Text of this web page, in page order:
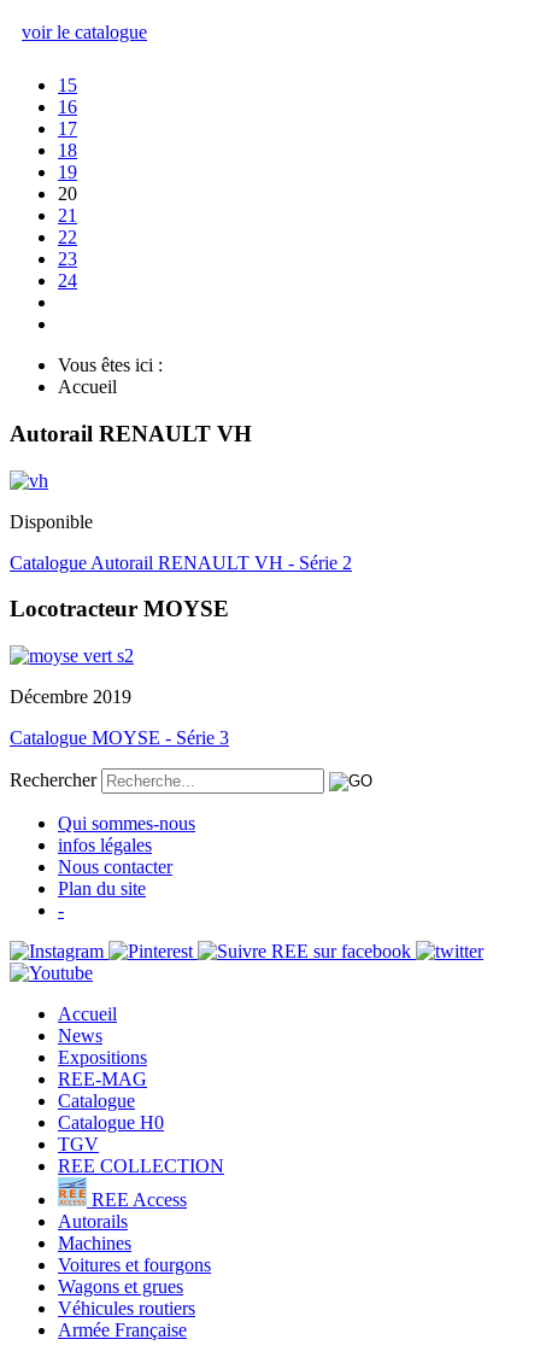
voir le catalogue
15
16
17
18
19
20
21
22
23
24
Vous êtes ici :
Accueil
Autorail RENAULT VH
Disponible
Catalogue Autorail RENAULT VH - Série 2
Locotracteur MOYSE
Décembre 2019
Catalogue MOYSE - Série 3
Rechercher
Qui sommes-nous
infos légales
Nous contacter
Plan du site
-
Accueil
News
Expositions
REE-MAG
Catalogue
Catalogue H0
TGV
REE COLLECTION
REE Access
Autorails
Machines
Voitures et fourgons
Wagons et grues
Véhicules routiers
Armée Française